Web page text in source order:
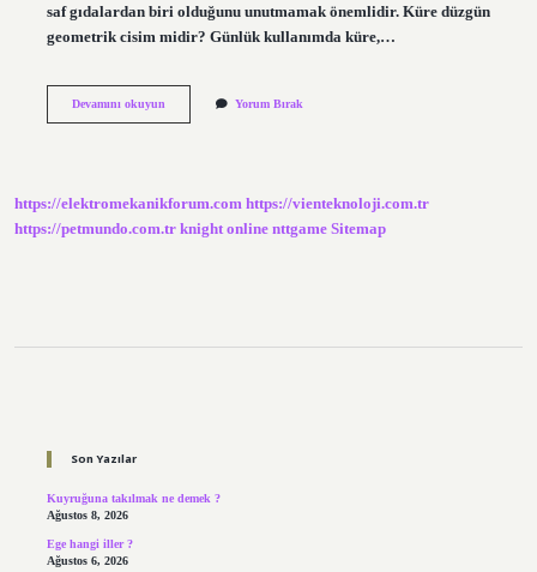
saf gıdalardan biri olduğunu unutmamak önemlidir. Küre düzgün
geometrik cisim midir? Günlük kullanımda küre,…
Devamını okuyunKüp
Yorum Bırak
https://elektromekanikforum.com https://vienteknoloji.com.tr
https://petmundo.com.tr knight online nttgame Sitemap
Son Yazılar
Kuyruğuna takılmak ne demek ?
Ağustos 8, 2026
Ege hangi iller ?
Ağustos 6, 2026